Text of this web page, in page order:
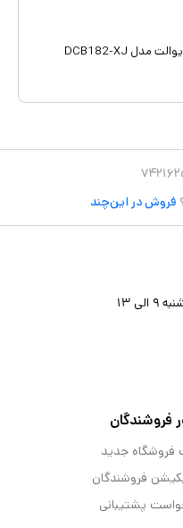
فروش در این‌چند
فروشندگان
فروشگاه جدید
فروشندگان
پشتیبانی